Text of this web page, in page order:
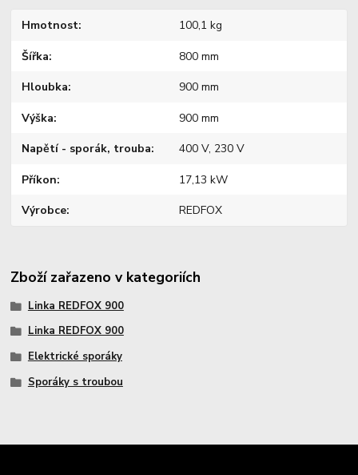
Hmotnost 100,1 kg
Šířka 800 mm
Hloubka 900 mm
Výška 900 mm
Napětí - sporák, trouba 400 V, 230 V
Příkon 17,13 kW
Výrobce REDFOX
Zboží zařazeno v kategoriích
Linka REDFOX 900
Linka REDFOX 900
Elektrické sporáky
Sporáky s troubou